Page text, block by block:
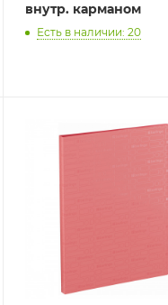
внутр. карманом
Есть в наличии: 20